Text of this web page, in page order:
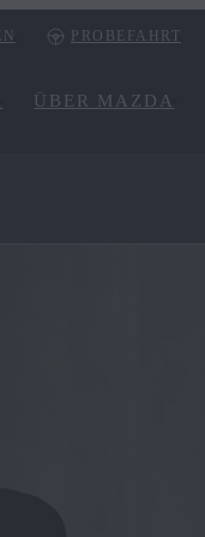
PROBEFAHRT
ÜBER MAZDA